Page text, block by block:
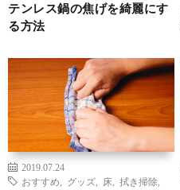
テンレス鍋の焦げを綺麗にす
る方法
2019.07.24
おすすめ
グッズ 床 拭き掃除